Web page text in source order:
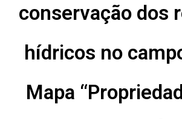
conservação dos
hídricos no
Mapa